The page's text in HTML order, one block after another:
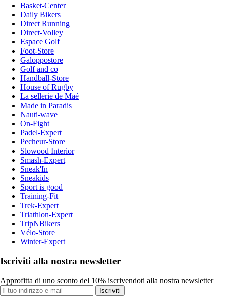
Basket-Center
Daily Bikers
Direct Running
Direct-Volley
Espace Golf
Foot-Store
Galoppostore
Golf and co
Handball-Store
House of Rugby
La sellerie de Maé
Made in Paradis
Nauti-wave
On-Fight
Padel-Expert
Pecheur-Store
Slowood Interior
Smash-Expert
Sneak'In
Sneakids
Sport is good
Training-Fit
Trek-Expert
Triathlon-Expert
TripNBikers
Vélo-Store
Winter-Expert
Iscriviti alla nostra newsletter
Approfitta di uno sconto del 10% iscrivendoti alla nostra newsletter
Iscriviti